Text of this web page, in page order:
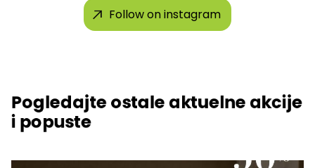
Follow on instagram
Pogledajte ostale aktuelne akcije
i popuste